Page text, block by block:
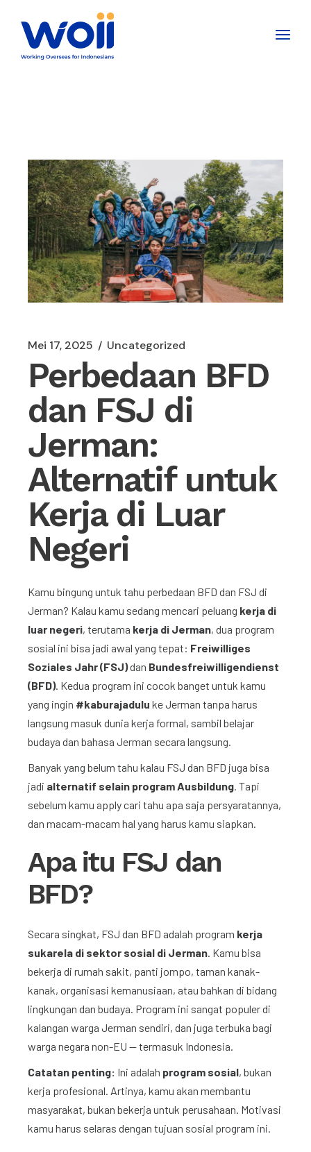
Mei 17, 2025 Uncategorized
Perbedaan BFD
dan FSJ di
Jerman:
Alternatif untuk
Kerja di Luar
Negeri
Kamu bingung untuk tahu perbedaan BFD dan FSJ di
Jerman? Kalau kamu sedang mencari peluang kerja di
luar negeri, terutama kerja di Jerman, dua program
sosial ini bisa jadi awal yang tepat: Freiwilliges
Soziales Jahr (FSJ)dan Bundesfreiwilligendienst
(BFD). Kedua program ini cocok banget untuk kamu
yang ingin #kaburajadulu ke Jerman tanpa harus
langsung masuk dunia kerja formal, sambil belajar
budaya dan bahasa Jerman secara langsung.
Banyak yang belum tahu kalau FSJ dan BFD juga bisa
jadi alternatif selain program Ausbildung. Tapi
sebelum kamu apply cari tahu apa saja persyaratannya,
dan macam-macam hal yang harus kamu siapkan.
Apa itu FSJ dan
BFD?
Secara singkat, FSJ dan BFD adalah program kerja
sukarela di sektor sosial di Jerman. Kamu bisa
bekerja di rumah sakit, panti jompo, taman kanak-
kanak, organisasi kemanusiaan, atau bahkan di bidang
lingkungan dan budaya. Program ini sangat populer di
kalangan warga Jerman sendiri, dan juga terbuka bagi
warga negara non-EU — termasuk Indonesia.
Catatan penting: Ini adalah program sosial, bukan
kerja profesional. Artinya, kamu akan membantu
masyarakat, bukan bekerja untuk perusahaan. Motivasi
kamu harus selaras dengan tujuan sosial program ini.